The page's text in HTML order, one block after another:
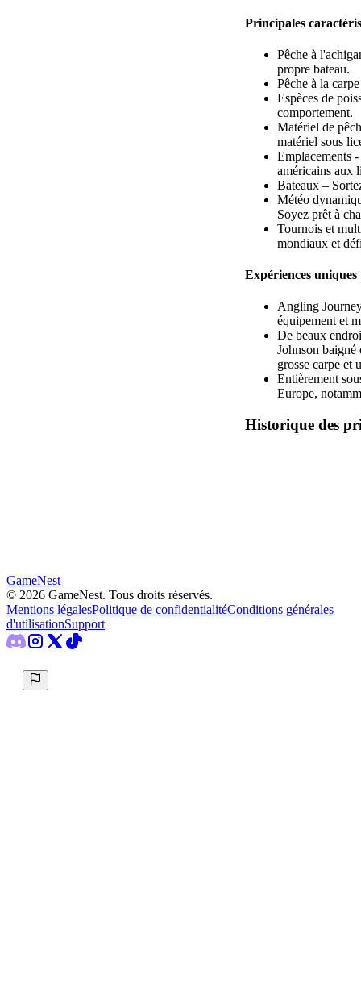
Principales
Pêche à
propre bateau.
Pêche à la
Espèces de
comportement.
Matériel de
matériel sous
Emplacements
américains aux
Bateaux –
Météo
Soyez prêt à
Tournois et
mondiaux et
Expériences uniques
Angling
équipement et
De beaux
Johnson
grosse carpe et
Entièrement
Europe,
Historique des
GameNest
© 2026 GameNest. Tous droits réservés.
Mentions légalesPolitique de confidentialitéConditions générales
d'utilisationSupport